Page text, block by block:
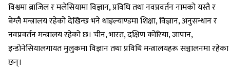
विश्वमा ब्राजिल र मलेसियामा विज्ञान, प्रविधि तथा नवप्रवर्तन नामको यस्तै र
बेग्लै मन्त्रालय रहेको देखिन्छ भने थाइल्याण्डमा शिक्षा, विज्ञान, अनुसन्धान र
नवप्रवर्तन मन्त्रालय रहेको छ। चीन, भारत, दक्षिण कोरिया, जापान,
इन्डोनेसियालगायत मुलुकमा विज्ञान तथा प्रविधि मन्त्रालयहरू सञ्चालनमा रहेका
छन्।